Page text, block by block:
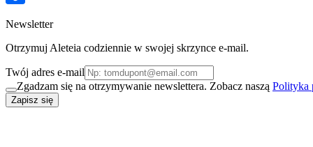
Newsletter
Otrzymuj Aleteia codziennie w swojej skrzynce e-mail.
Twój adres e-mail
Zgadzam się na otrzymywanie newslettera. Zobacz naszą Polityka
Zapisz się